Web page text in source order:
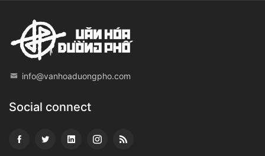
info@vanhoaduongpho.com
Social connect